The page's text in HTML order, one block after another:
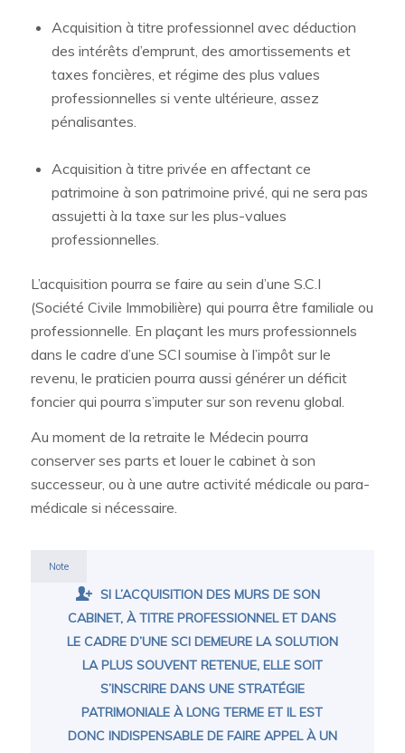
Acquisition à titre professionnel avec déduction
des intérêts d’emprunt, des amortissements et
taxes foncières, et régime des plus values
professionnelles si vente ultérieure, assez
pénalisantes.
Acquisition à titre privée en affectant ce
patrimoine à son patrimoine privé, qui ne sera pas
assujetti à la taxe sur les plus-values
professionnelles.
L’acquisition pourra se faire au sein d’une S.C.I
(Société Civile Immobilière) qui pourra être familiale ou
professionnelle. En plaçant les murs professionnels
dans le cadre d’une SCI soumise à l’impôt sur le
revenu, le praticien pourra aussi générer un déficit
foncier qui pourra s’imputer sur son revenu global.
Au moment de la retraite le Médecin pourra
conserver ses parts et louer le cabinet à son
successeur, ou à une autre activité médicale ou para-
médicale si nécessaire.
Note
SI L’ACQUISITION DES MURS DE SON
CABINET, À TITRE PROFESSIONNEL ET DANS
LE CADRE D’UNE SCI DEMEURE LA SOLUTION
LA PLUS SOUVENT RETENUE, ELLE SOIT
S’INSCRIRE DANS UNE STRATÉGIE
PATRIMONIALE À LONG TERME ET IL EST
DONC INDISPENSABLE DE FAIRE APPEL À UN